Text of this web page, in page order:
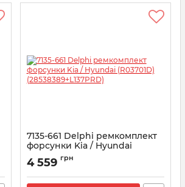
7135-661 Delphi ремкомплект
форсунки Kia / Hyundai
(R03701D) (28538389+L137PRD)
Артикул:
4 559 грн